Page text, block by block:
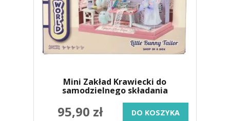
Mini Zakład Krawiecki do
samodzielnego składania
95,90 zł DO KOSZYKA